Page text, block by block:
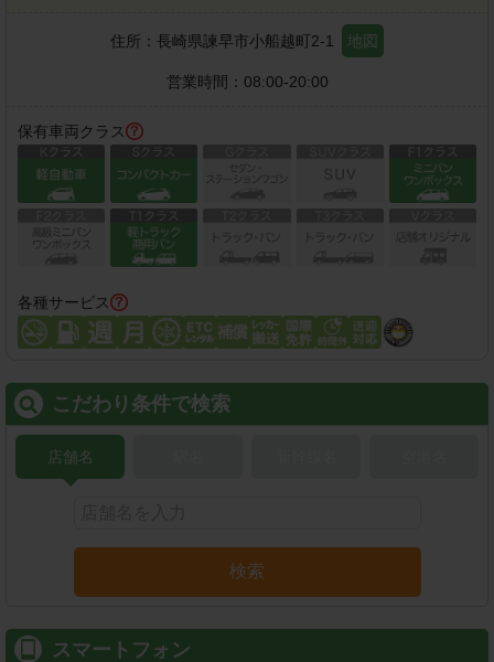
住所： 長崎県諫早市小船越町2-1 地図
営業時間： 08:00-20:00
保有車両クラス
各種サービス
こだわり条件で検索
店舗名
検索
スマートフォン